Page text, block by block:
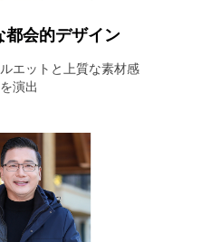
都会的デザイン
エットと上質な素材感
演出